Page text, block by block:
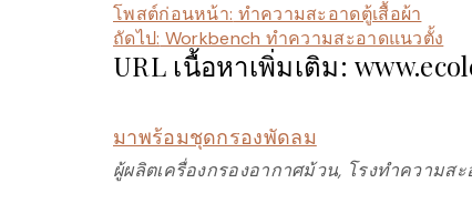
โพสต์ก่อนหน้า: ทำความสะอาดตู้เสื้อผ้า
ถัดไป: Workbench ทำความสะอาดแนวตั้ง
URL เนื้อหาเพิ่มเติม:
มาพร้อมชุดกรองพัดลม
ผู้ผลิตเครื่องกรองอากาศม้วน, โรงทำความ